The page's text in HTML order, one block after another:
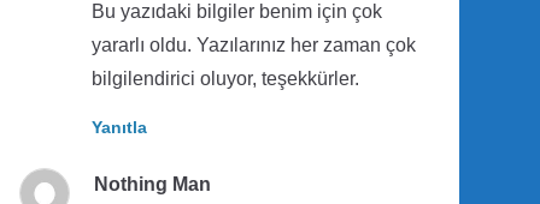
Bu yazıdaki bilgiler benim için çok
yararlı oldu. Yazılarınız her zaman çok
bilgilendirici oluyor, teşekkürler.
Yanıtla
Nothing Man